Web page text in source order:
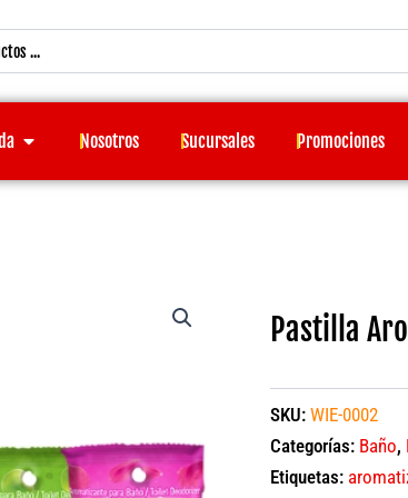
Open TiendaNosotros Sucursales Promociones
Pastilla
SKU: WIE-0002
Categorías: Baño,
Etiquetas: